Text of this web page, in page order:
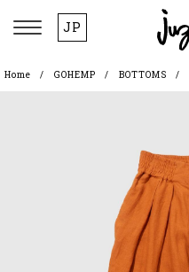
JP
Home GOHEMP BOTTOMS